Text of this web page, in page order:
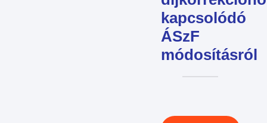
kapcsolódó
ÁSzF
módosításról